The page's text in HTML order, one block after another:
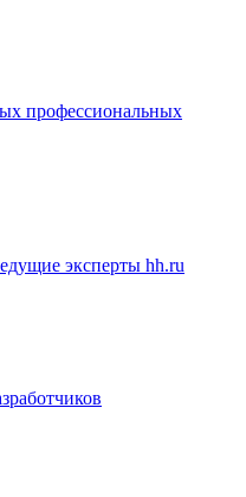
профессиональных
эксперты hh.ru